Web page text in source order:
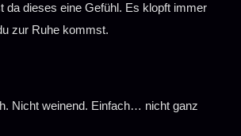
heute etwas von dir braucht?
3:Wann hast du das letzte Mal zehn
da dieses eine Gefühl. Es klopft immer
zur Ruhe kommst.
Nicht weinend. Einfach… nicht ganz